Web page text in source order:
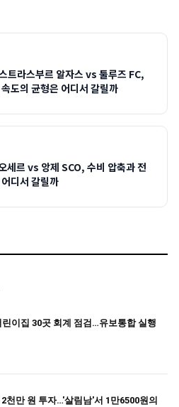
트라스부르 알자스 vs 툴루즈 FC,
도의 균형은 어디서 갈릴까
세르 vs 앙제 SCO, 수비 압축과 전
디서 갈릴까
이집 30곳 회계 점검…유보통합 실행
천만 원 투자…'살림남'서 1만6500원의